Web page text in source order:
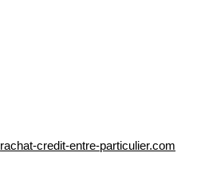
rachat-credit-entre-particulier.com